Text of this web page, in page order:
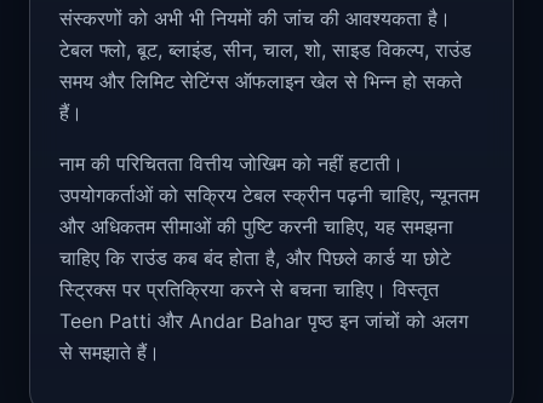
संस्करणों को अभी भी नियमों की जांच की आवश्यकता है।
टेबल फ्लो, बूट, ब्लाइंड, सीन, चाल, शो, साइड विकल्प, राउंड
समय और लिमिट सेटिंग्स ऑफलाइन खेल से भिन्न हो सकते
हैं।
नाम की परिचितता वित्तीय जोखिम को नहीं हटाती।
उपयोगकर्ताओं को सक्रिय टेबल स्क्रीन पढ़नी चाहिए, न्यूनतम
और अधिकतम सीमाओं की पुष्टि करनी चाहिए, यह समझना
चाहिए कि राउंड कब बंद होता है, और पिछले कार्ड या छोटे
स्ट्रिक्स पर प्रतिक्रिया करने से बचना चाहिए। विस्तृत
Teen Patti और Andar Bahar पृष्ठ इन जांचों को अलग
से समझाते हैं।